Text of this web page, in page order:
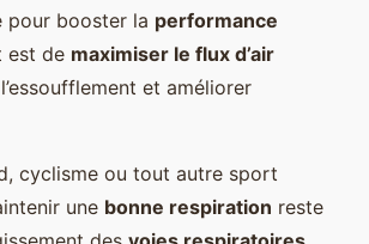
pour booster la performance
est de maximiser le flux d’air
et améliorer
cyclisme ou tout autre sport
une bonne respiration reste